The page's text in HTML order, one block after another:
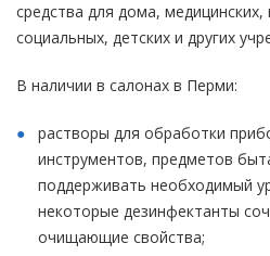
средства для дома, медицинских,
социальных, детских и других
В наличии в салонах в Перми:
растворы для обработки
инструментов, предметов
поддерживать необходимый
некоторые дезинфектанты
очищающие свойства;